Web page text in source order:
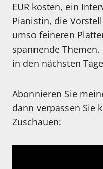
EUR kosten, ein
Pianistin, die
umso feineren
spannende
in den nächsten
Abonnieren Sie
dann verpassen Sie
Zuschauen: